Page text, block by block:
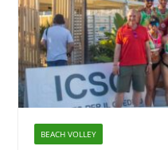
BEACH VOLLEY